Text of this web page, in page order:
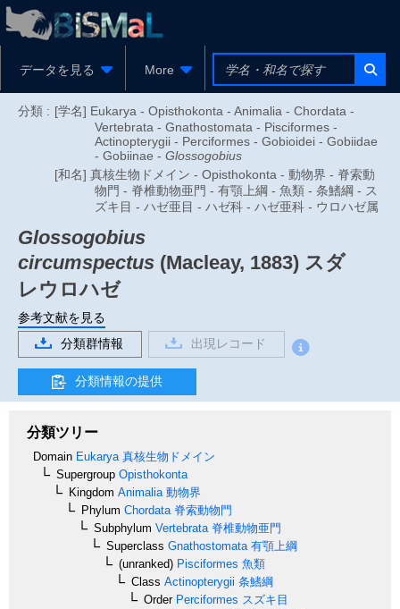
データを見る More
分類 : [学名] Eukarya - Opisthokonta - Animalia - Chordata -
Vertebrata - Gnathostomata - Pisciformes -
Actinopterygii - Perciformes - Gobioidei - Gobiidae
- Gobiinae - Glossogobius
[和名] 真核生物ドメイン - Opisthokonta - 動物界 - 脊索動
物門 - 脊椎動物亜門 - 有顎上綱 - 魚類 - 条鰭綱 - ス
ズキ目 - ハゼ亜目 - ハゼ科 - ハゼ亜科 - ウロハゼ属
Glossogobius
circumspectus (Macleay, 1883) スダ
レウロハゼ
参考文献を見る
分類群情報
出現レコード
分類情報の提供
分類ツリー
Domain Eukarya 真核生物ドメイン
Supergroup Opisthokonta
Kingdom Animalia 動物界
Phylum Chordata 脊索動物門
Subphylum Vertebrata 脊椎動物亜門
Superclass Gnathostomata 有顎上綱
(unranked) Pisciformes 魚類
Class Actinopterygii 条鰭綱
OrderPerciformes スズキ目